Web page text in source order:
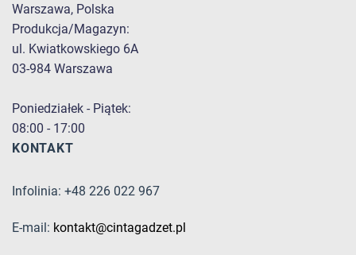
Warszawa, Polska
Produkcja/Magazyn:
ul. Kwiatkowskiego 6A
03-984 Warszawa
Poniedziałek - Piątek:
08:00 - 17:00
KONTAKT
Infolinia: +48 226 022 967
E-mail: kontakt@cintagadzet.pl